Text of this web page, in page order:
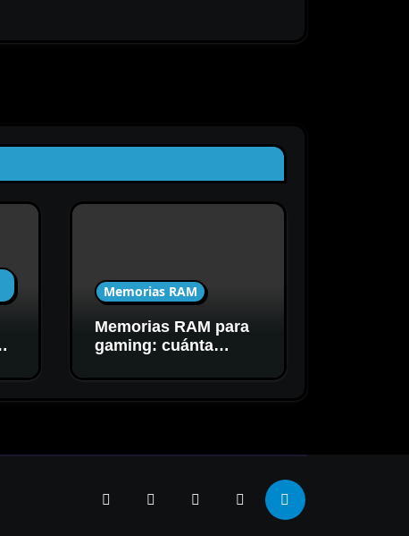
Memorias RAM
Memorias RAM para
gaming: cuánta
velocidad necesitás